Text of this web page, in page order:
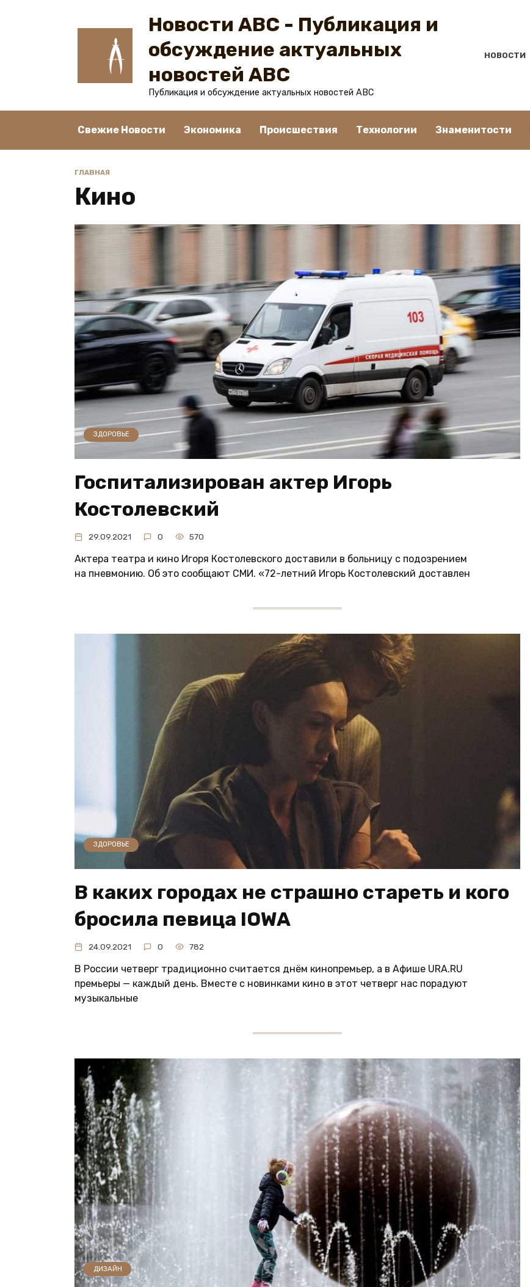
Новости ABC - Публикация и
обсуждение актуальных
новостей ABC
Публикация и обсуждение актуальных новостей ABC
НОВОСТИ
Свежие Новости Экономика Происшествия Технологии Знаменитости
ГЛАВНАЯ
Кино
ЗДОРОВЬЕ
Госпитализирован актер Игорь
Костолевский
29.09.2021 0 570
Актера театра и кино Игоря Костолевского доставили в больницу с подозрением
на пневмонию. Об это сообщают СМИ. «72-летний Игорь Костолевский доставлен
ЗДОРОВЬЕ
В каких городах не страшно стареть и кого
бросила певица IOWA
24.09.2021 0 782
В России четверг традиционно считается днём кинопремьер, а в Афише URA.RU
премьеры — каждый день. Вместе с новинками кино в этот четверг нас порадуют
музыкальные
ДИЗАЙН